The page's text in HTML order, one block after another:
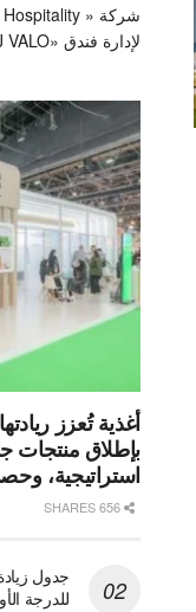
لإدارة فندق «RETAJ VALO» بمشروع «Solara»
بإطلاق منتجات
استراتيجية،
للدرجة